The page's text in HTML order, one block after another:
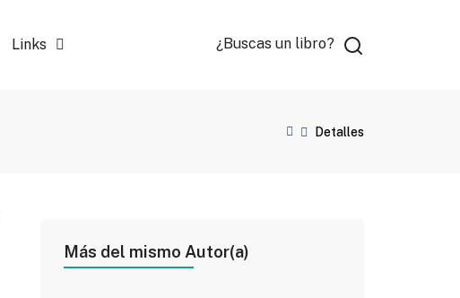
Links ¿Buscas un libro?
Detalles
Más del mismo Autor(a)